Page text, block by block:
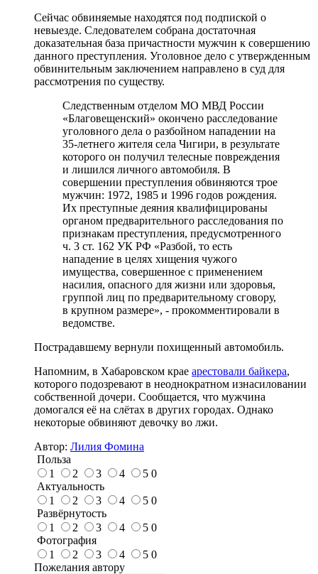
Сейчас обвиняемые находятся под подпиской о
невыезде. Следователем собрана достаточная
доказательная база причастности мужчин к совершению
данного преступления. Уголовное дело с утвержденным
обвинительным заключением направлено в суд для
рассмотрения по существу.
Следственным отделом МО МВД России
«Благовещенский» окончено расследование
уголовного дела о разбойном нападении на
35-летнего жителя села Чигири, в результате
которого он получил телесные повреждения
и лишился личного автомобиля. В
совершении преступления обвиняются трое
мужчин: 1972, 1985 и 1996 годов рождения.
Их преступные деяния квалифицированы
органом предварительного расследования по
признакам преступления, предусмотренного
ч. 3 ст. 162 УК РФ «Разбой, то есть
нападение в целях хищения чужого
имущества, совершенное с применением
насилия, опасного для жизни или здоровья,
группой лиц по предварительному сговору,
в крупном размере», - прокомментировали в
ведомстве.
Пострадавшему вернули похищенный автомобиль.
Напомним, в Хабаровском крае арестовали байкера,
которого подозревают в неоднократном изнасиловании
собственной дочери. Сообщается, что мужчина
домогался её на слётах в других городах. Однако
некоторые обвиняют девочку во лжи.
Автор: Лилия Фомина
Польза
1
2 3 4 5 0
Актуальность
1
2 3 4 5 0
Развёрнутость
1
2 3 4 5 0
Фотография
1
2 3 4 5 0
Пожелания автору